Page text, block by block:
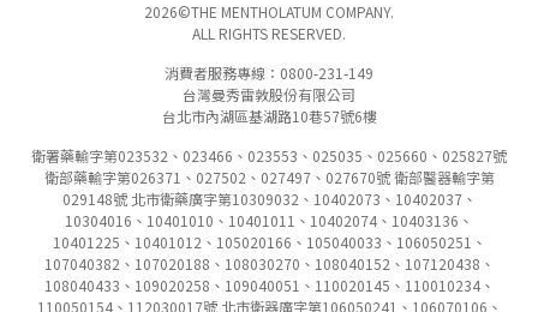
2026©THE MENTHOLATUM COMPANY.
ALL RIGHTS RESERVED.
消費者服務專線：0800-231-149
台灣曼秀雷敦股份有限公司
台北市內湖區基湖路10巷57號6樓
衛署藥輸字第023532、023466、023553、025035、025660、025827號
衛部藥輸字第026371、027502、027497、027670號 衛部醫器輸字第
029148號 北市衛藥廣字第10309032、10402073、10402037、
10304016、10401010、10401011、10402074、10403136、
10401225、10401012、105020166、105040033、106050251、
107040382、107020188、108030270、108040152、107120438、
108040433、109020258、109040051、110020145、110010234、
110050154、112030017號 北市衛器廣字第106050241、106070106、